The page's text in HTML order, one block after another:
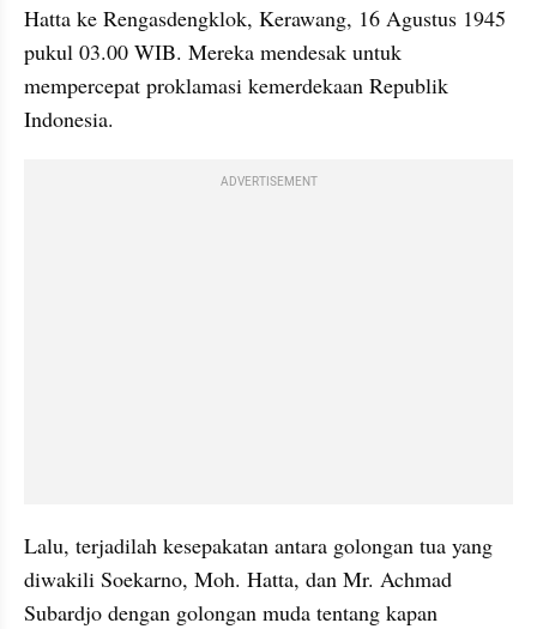
Hatta ke Rengasdengklok, Kerawang, 16 Agustus 1945
pukul 03.00 WIB. Mereka mendesak untuk
mempercepat proklamasi kemerdekaan Republik
Indonesia.
ADVERTISEMENT
Lalu, terjadilah kesepakatan antara golongan tua yang
diwakili Soekarno, Moh. Hatta, dan Mr. Achmad
Subardjo dengan golongan muda tentang kapan